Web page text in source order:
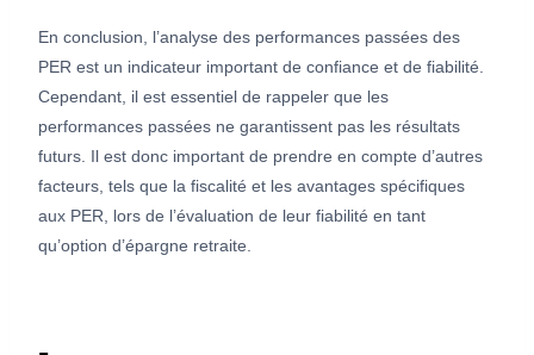
En conclusion, l’analyse des performances passées des
PER est un indicateur important de confiance et de fiabilité.
Cependant, il est essentiel de rappeler que les
performances passées ne garantissent pas les résultats
futurs. Il est donc important de prendre en compte d’autres
facteurs, tels que la fiscalité et les avantages spécifiques
aux PER, lors de l’évaluation de leur fiabilité en tant
qu’option d’épargne retraite.